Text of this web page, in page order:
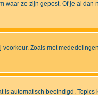
ze zijn gepost. Of je al dan
Zoals met
automatisch beeindigd.